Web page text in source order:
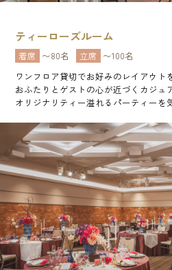
ティーローズルーム
着席 〜80名 立席 〜100名
ワンフロア貸切でお好みのレイアウト
おふたりとゲストの心が近づくカジュ
オリジナリティー溢れるパーティーを